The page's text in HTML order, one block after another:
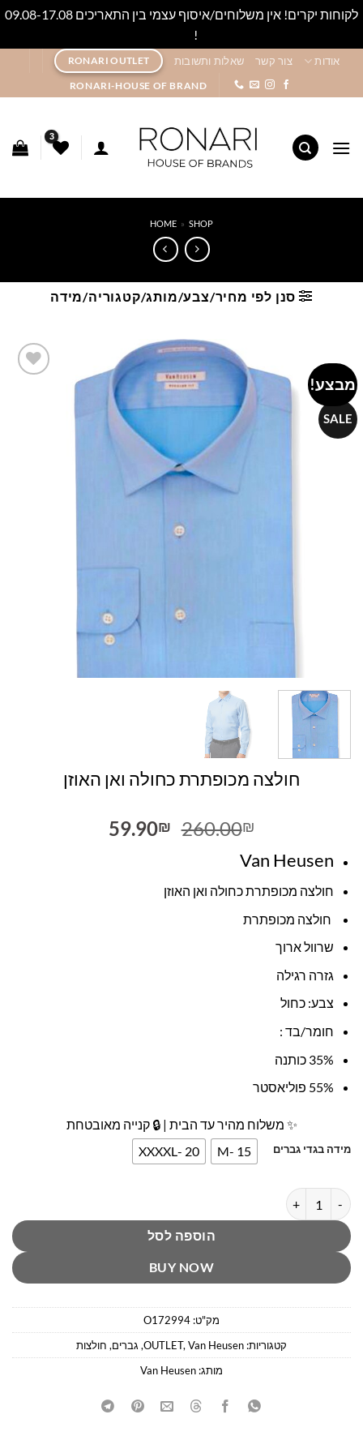
לקוחות יקרים! אין משלוחים/איסוף עצמי בין התאריכים 09.08-17.08
!
content
אודות צור קשר שאלות ותשובות RONARI OUTLET
RONARI-HOUSE OF BRAND
HOME » SHOP
סנן לפי מחיר/צבע/מותג/קטגוריה/מידה
מבצע!
SALE
חולצה מכופתרת כחולה ואן האוזן
260.00₪
המחיר
260.00₪.
59.90₪
המחיר
Van Heusen
חולצה מכופתרת כחולה ואן האוזן
חולצה מכופתרת
שרוול ארוך
גזרה רגילה
צבע: כחול
חומר/בד :
35% כותנה
55% פוליאסטר
✨ משלוח מהיר עד הבית | 🔒 קנייה מאובטחת
מידה בגדי גברים 15 -M
20 -XXXXL
כמות של חולצה מכופתרת כחולה ואן האוזן
הוספה לסל
BUY NOW
מק"ט: O172994
קטגוריות:
OUTLET, Van Heusen
, גברים, חולצות
מותג: Van Heusen